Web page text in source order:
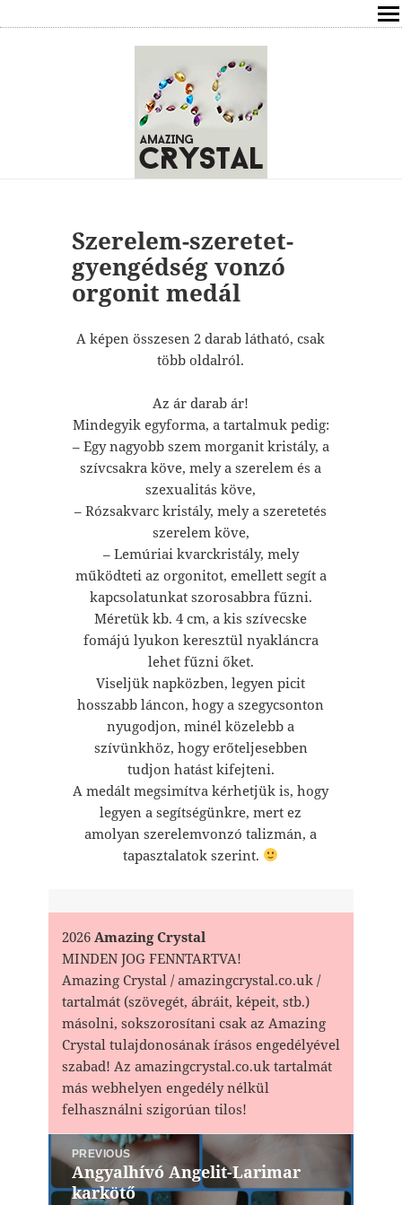
ÍRÁSOK
ÁSVÁNYOK HATÁSAI
ONLINE GYÓGYÍTÁS,TANÁCSADÁS
VÁSÁRLÁS / KOSÁR
Szerelem-szeretet-
gyengédség vonzó
orgonit medál
A képen összesen 2 darab látható, csak
több oldalról.
Az ár darab ár!
Mindegyik egyforma, a tartalmuk pedig:
– Egy nagyobb szem morganit kristály, a
szívcsakra köve, mely a szerelem és a
szexualitás köve,
– Rózsakvarc kristály, mely a szeretetés
szerelem köve,
– Lemúriai kvarckristály, mely
működteti az orgonitot, emellett segít a
kapcsolatunkat szorosabbra fűzni.
Méretük kb. 4 cm, a kis szívecske
fomájú lyukon keresztül nyakláncra
lehet fűzni őket.
Viseljük napközben, legyen picit
hosszabb láncon, hogy a szegycsonton
nyugodjon, minél közelebb a
szívünkhöz, hogy erőteljesebben
tudjon hatást kifejteni.
A medált megsimítva kérhetjük is, hogy
legyen a segítségünkre, mert ez
amolyan szerelemvonzó talizmán, a
tapasztalatok szerint.
2026Amazing Crystal
MINDEN JOG FENNTARTVA!
Amazing Crystal / amazingcrystal.co.uk /
tartalmát (szövegét, ábráit, képeit, stb.)
másolni, sokszorosítani csak az Amazing
Crystal tulajdonosának írásos engedélyével
szabad! Az amazingcrystal.co.uk tartalmát
más webhelyen engedély nélkül
felhasználni szigorúan tilos!
Bejegyzés
navigáció
PREVIOUS
Previous
post:
Angyalhívó Angelit-Larimar
karkötő